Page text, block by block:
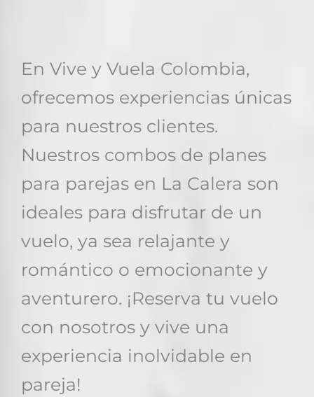
En Vive y Vuela Colombia,
ofrecemos experiencias únicas
para nuestros clientes.
Nuestros combos de planes
para parejas en La Calera son
ideales para disfrutar de un
vuelo, ya sea relajante y
romántico o emocionante y
aventurero. ¡Reserva tu vuelo
con nosotros y vive una
experiencia inolvidable en
pareja!